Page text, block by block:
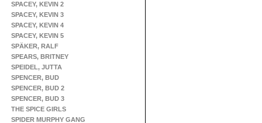
SPACEY, KEVIN 2
SPACEY, KEVIN 3
SPACEY, KEVIN 4
SPACEY, KEVIN 5
SPÄKER, RALF
SPEARS, BRITNEY
SPEIDEL, JUTTA
SPENCER, BUD
SPENCER, BUD 2
SPENCER, BUD 3
THE SPICE GIRLS
SPIDER MURPHY GANG